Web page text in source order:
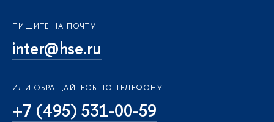
ПИШИТЕ НА ПОЧТУ
inter@hse.ru
ИЛИ ОБРАЩАЙТЕСЬ ПО ТЕЛЕФОНУ
+7 (495) 531-00-59